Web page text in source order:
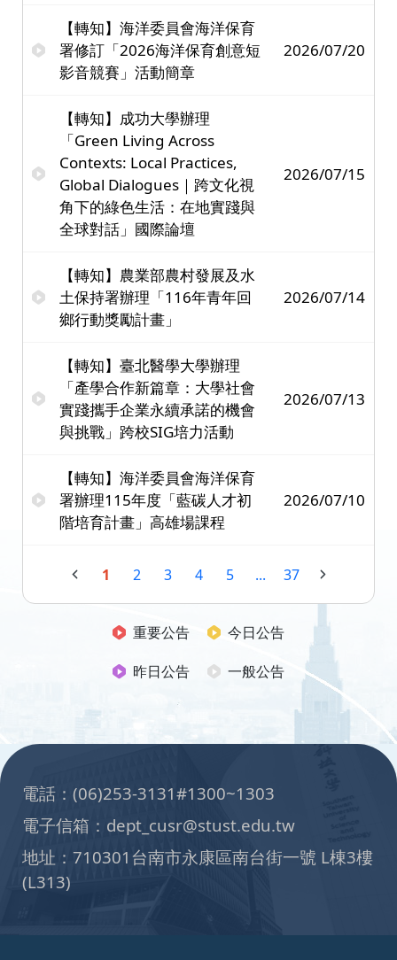
【轉知】海洋委員會海洋保育
署修訂「2026海洋保育創意短
影音競賽」活動簡章
2026/07/20
【轉知】成功大學辦理
「Green Living Across
Contexts: Local Practices,
Global Dialogues｜跨文化視
角下的綠色生活：在地實踐與
全球對話」國際論壇
2026/07/15
【轉知】農業部農村發展及水
土保持署辦理「116年青年回
鄉行動獎勵計畫」
2026/07/14
【轉知】臺北醫學大學辦理
「產學合作新篇章：大學社會
實踐攜手企業永續承諾的機會
與挑戰」跨校SIG培力活動
2026/07/13
【轉知】海洋委員會海洋保育
署辦理115年度「藍碳人才初
階培育計畫」高雄場課程
2026/07/10
1 2 3 4 5 ... 37
重要公告
今日公告
昨日公告
一般公告
電話：(06)253-3131#1300~1303
電子信箱：dept_cusr@stust.edu.tw
地址：710301台南市永康區南台街一號 L棟3樓
(L313)